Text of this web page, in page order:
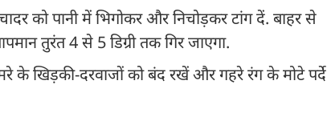
को पानी में भिगोकर और निचोड़कर टांग दें. बाहर से
तुरंत 4 से 5 डिग्री तक गिर जाएगा.
खिड़की-दरवाजों को बंद रखें और गहरे रंग के मोटे पर्दे